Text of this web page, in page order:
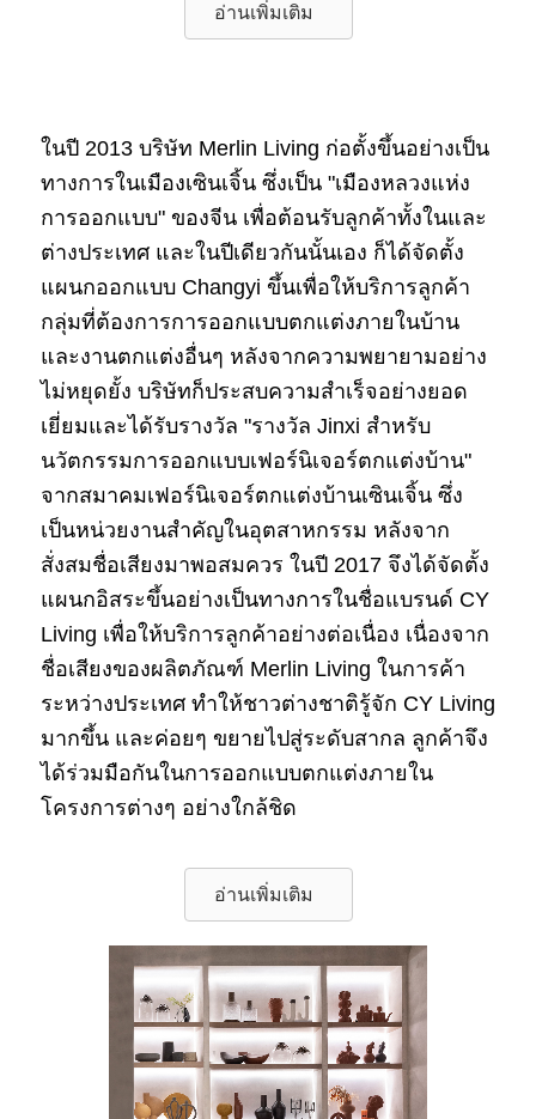
อ่านเพิ่มเติม
ในปี 2013 บริษัท Merlin Living ก่อตั้งขึ้นอย่างเป็น
ทางการในเมืองเซินเจิ้น ซึ่งเป็น "เมืองหลวงแห่ง
การออกแบบ" ของจีน เพื่อต้อนรับลูกค้าทั้งในและ
ต่างประเทศ และในปีเดียวกันนั้นเอง ก็ได้จัดตั้ง
แผนกออกแบบ Changyi ขึ้นเพื่อให้บริการลูกค้า
กลุ่มที่ต้องการการออกแบบตกแต่งภายในบ้าน
และงานตกแต่งอื่นๆ หลังจากความพยายามอย่าง
ไม่หยุดยั้ง บริษัทก็ประสบความสำเร็จอย่างยอด
เยี่ยมและได้รับรางวัล "รางวัล Jinxi สำหรับ
นวัตกรรมการออกแบบเฟอร์นิเจอร์ตกแต่งบ้าน"
จากสมาคมเฟอร์นิเจอร์ตกแต่งบ้านเซินเจิ้น ซึ่ง
เป็นหน่วยงานสำคัญในอุตสาหกรรม หลังจาก
สั่งสมชื่อเสียงมาพอสมควร ในปี 2017 จึงได้จัดตั้ง
แผนกอิสระขึ้นอย่างเป็นทางการในชื่อแบรนด์ CY
Living เพื่อให้บริการลูกค้าอย่างต่อเนื่อง เนื่องจาก
ชื่อเสียงของผลิตภัณฑ์ Merlin Living ในการค้า
ระหว่างประเทศ ทำให้ชาวต่างชาติรู้จัก CY Living
มากขึ้น และค่อยๆ ขยายไปสู่ระดับสากล ลูกค้าจึง
ได้ร่วมมือกันในการออกแบบตกแต่งภายใน
โครงการต่างๆ อย่างใกล้ชิด
อ่านเพิ่มเติม